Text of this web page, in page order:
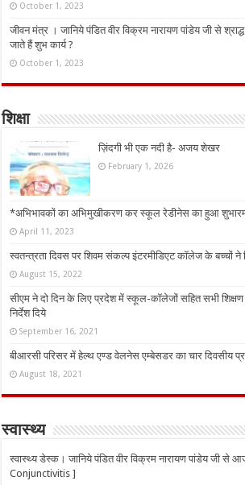
October 1, 2023
जीवन मंत्र । जानिये पंडित वीर विक्रम नारायण पांडेय जी से
जाते हैं शुभ कार्य ?
October 1, 2023
शिक्षा
ज़िंदगी भी एक नदी है- अजय शेखर
February 1, 2026
*अभिभावकों का अभिमुखीकरण कर स्कूल रेडीनेस का हुआ
April 11, 2023
स्वतन्त्रता दिवस पर शिवम संकल्प इंटरमीडिएट कॉलेज के बच्चों ने
August 15, 2022
सीएम ने दो दिन के लिए प्रदेश में स्कूल-कॉलेजों सहित सभी
निर्देश दिये
September 16, 2021
बीआरसी परिसर में हेल्थ एण्ड वेलनेस एम्बेसडर का चार दिवसीय
August 18, 2021
स्वास्थ्य
स्वास्थ्य डेस्क। जानिये पंडित वीर विक्रम नारायण पांडेय जी
Conjunctivitis ]